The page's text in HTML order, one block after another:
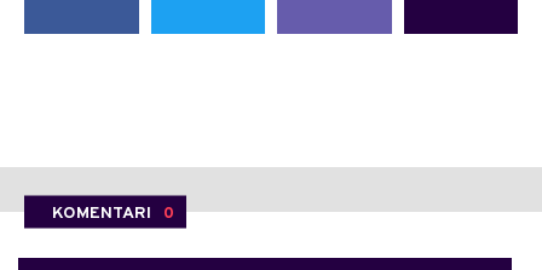
KOMENTARI 0